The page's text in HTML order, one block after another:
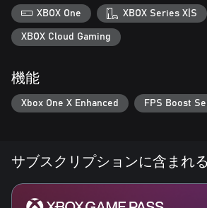
XBOX One XBOX Series X|S
XBOX Cloud Gaming
機能
Xbox One X Enhanced FPS Boost
サブスクリプションに含まれ